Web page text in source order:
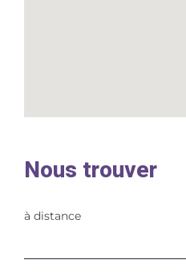
Nous trouver
à distance